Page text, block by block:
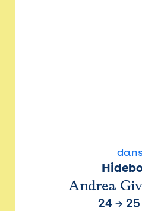
Andrea
24→